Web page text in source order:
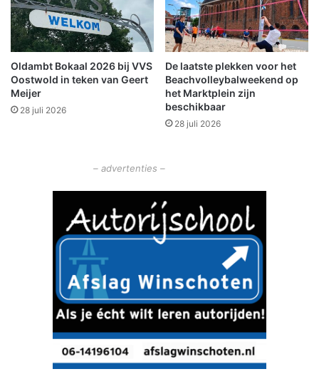
a
a
r
h
e
i
d
r
t
i
g
v
e
r
k
e
Oldambt Bokaal 2026 bij VVS
Oostwold in teken van Geert
Meijer
28 juli 2026
De laatste plekken voor het
Beachvolleybalweekend op
het Marktplein zijn
beschikbaar
28 juli 2026
– advertenties –